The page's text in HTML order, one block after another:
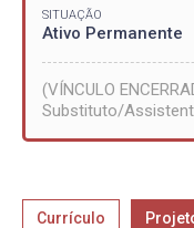
SITUAÇÃO
Ativo Permanente
(VÍNCULO
Substituto/
Currículo